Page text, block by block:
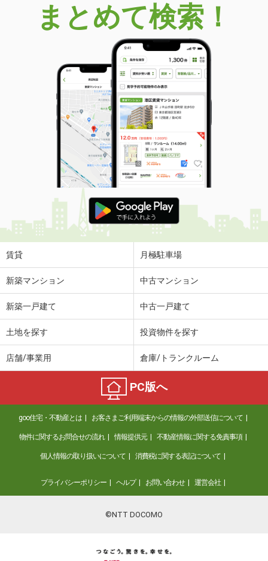
まとめて検索！
賃貸 月極駐車場
新築マンション 中古マンション
新築一戸建て 中古一戸建て
土地を探す 投資物件を探す
店舗/事業用 倉庫/トランクルーム
PC版へ
goo住宅・不動産とは お客さまご利用端末からの情報の外部送信について
物件に関するお問合せの流れ 情報提供元 不動産情報に関する免責事項
個人情報の取り扱いについて 消費税に関する表記について
プライバシーポリシー ヘルプ お問い合わせ 運営会社
©NTT DOCOMO